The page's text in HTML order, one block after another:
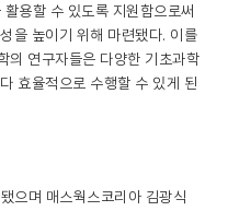
용할 수 있도록 지원함으로써
을 높이기 위해 마련됐다. 이를
의 연구자들은 다양한 기초과학
효율적으로 수행할 수 있게 된
으며 매스웍스코리아 김광식